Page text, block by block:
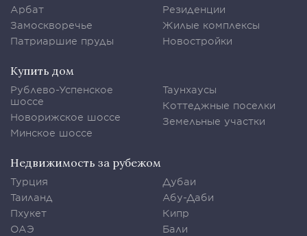
Арбат
Замоскворечье
Патриаршие пруды
Резиденции
Жилые комплексы
Новостройки
Купить дом
Рублево-Успенское
шоссе
Новорижское шоссе
Минское шоссе
Таунхаусы
Коттеджные поселки
Земельные участки
Недвижимость за рубежом
Турция
Таиланд
Пхукет
ОАЭ
Дубаи
Абу-Даби
Кипр
Бали